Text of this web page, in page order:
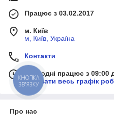
Переваги вертушок для
Простота використання
покриття
Низький оптимальний
і більше)
Працює з 03.02.2017
м. Київ
м, Київ, Україна
Контакти
Сьогодні працює з 09:00
Показати весь графік
Про нас
КНОПКА
ЗВ'ЯЗКУ